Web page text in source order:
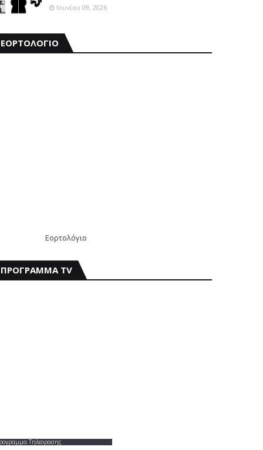
Ιουνίου 09, 2026
ΕΟΡΤΟΛΟΓΙΟ
Εορτολόγιο
ΠΡΟΓΡΑΜΜΑ TV
Τηλεορασης